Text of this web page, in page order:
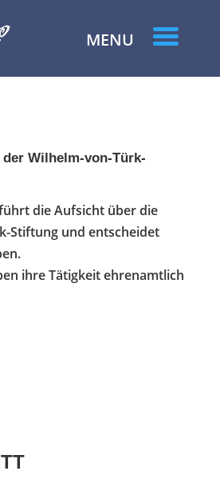
Wilhelm-von-Türk-
die Aufsicht über die
Stiftung und entscheidet
ihre Tätigkeit ehrenamtlich